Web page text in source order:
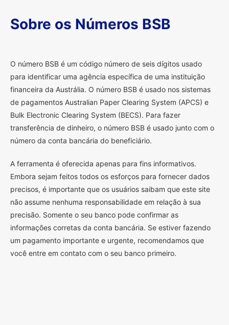
Sobre os Números BSB
O número BSB é um código número de seis dígitos usado
para identificar uma agência específica de uma instituição
financeira da Austrália. O número BSB é usado nos sistemas
de pagamentos Australian Paper Clearing System (APCS) e
Bulk Electronic Clearing System (BECS). Para fazer
transferência de dinheiro, o número BSB é usado junto com o
número da conta bancária do beneficiário.
A ferramenta é oferecida apenas para fins informativos.
Embora sejam feitos todos os esforços para fornecer dados
precisos, é importante que os usuários saibam que este site
não assume nenhuma responsabilidade em relação à sua
precisão. Somente o seu banco pode confirmar as
informações corretas da conta bancária. Se estiver fazendo
um pagamento importante e urgente, recomendamos que
você entre em contato com o seu banco primeiro.